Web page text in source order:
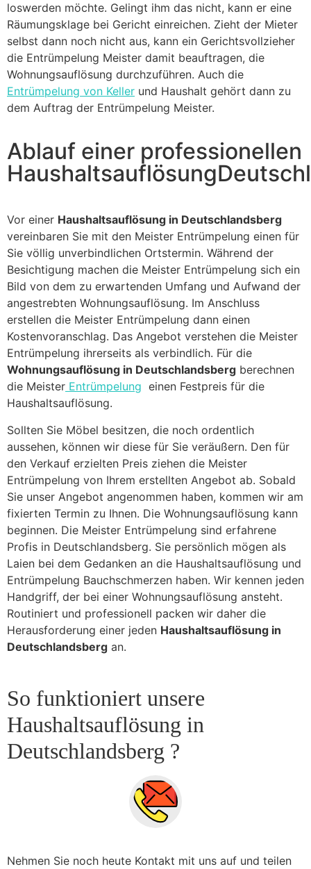
loswerden möchte. Gelingt ihm das nicht, kann er eine
Räumungsklage bei Gericht einreichen. Zieht der Mieter
selbst dann noch nicht aus, kann ein Gerichtsvollzieher
die Entrümpelung Meister damit beauftragen, die
Wohnungsauflösung durchzuführen. Auch die
Entrümpelung von Keller und Haushalt gehört dann zu
dem Auftrag der Entrümpelung Meister.
Ablauf einer professionellen
Vor einer Haushaltsauflösung in Deutschlandsberg
vereinbaren Sie mit den Meister Entrümpelung einen für
Sie völlig unverbindlichen Ortstermin. Während der
Besichtigung machen die Meister Entrümpelung sich ein
Bild von dem zu erwartenden Umfang und Aufwand der
angestrebten Wohnungsauflösung. Im Anschluss
erstellen die Meister Entrümpelung dann einen
Kostenvoranschlag. Das Angebot verstehen die Meister
Entrümpelung ihrerseits als verbindlich. Für die
Wohnungsauflösung in Deutschlandsberg berechnen
die Meister Entrümpelung einen Festpreis für die
Haushaltsauflösung.
Sollten Sie Möbel besitzen, die noch ordentlich
aussehen, können wir diese für Sie veräußern. Den für
den Verkauf erzielten Preis ziehen die Meister
Entrümpelung von Ihrem erstellten Angebot ab. Sobald
Sie unser Angebot angenommen haben, kommen wir am
fixierten Termin zu Ihnen. Die Wohnungsauflösung kann
beginnen. Die Meister Entrümpelung sind erfahrene
Profis in Deutschlandsberg. Sie persönlich mögen als
Laien bei dem Gedanken an die Haushaltsauflösung und
Entrümpelung Bauchschmerzen haben. Wir kennen jeden
Handgriff, der bei einer Wohnungsauflösung ansteht.
Routiniert und professionell packen wir daher die
Herausforderung einer jeden Haushaltsauflösung in
Deutschlandsberg an.
So funktioniert unsere
Haushaltsauflösung in
Deutschlandsberg ?
Nehmen Sie noch heute Kontakt mit uns auf und teilen